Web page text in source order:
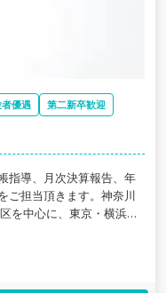
優遇
第二新卒歓迎
指導、月次決算報告、年
ご担当頂きます。神奈川
を中心に、東京・横浜で